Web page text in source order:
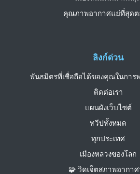
ลิงก์ด่วน
พันธมิตรที่เชื่อถือได้ของคุณในการ
ติดต่อเรา
แผนผังเว็บไซต์
ทวีปทั้งหมด
ทุกประเทศ
เมืองหลวงของโลก
🧩 วิดเจ็ตสภาพอากา
คุณภาพอากาศแย่ที่สุด